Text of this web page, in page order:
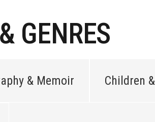
GENRES
& Memoir Children